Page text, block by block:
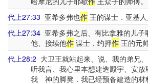
代上27:33 亚希多弗也作 王的谋士．亚基
代上27:34 亚希多弗之后、有比拿雅的儿子
他、接续他作谋士．约押作王的元帅
代上28:2 大卫王就站起来、说、我的弟兄
听我言、我心里本想建造殿宇、安放
我 神的脚凳．我已经预备建造的材